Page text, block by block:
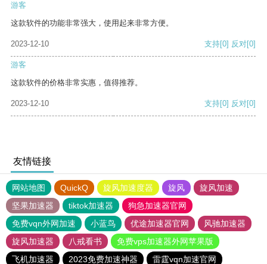
游客
这款软件的功能非常强大，使用起来非常方便。
2023-12-10 支持[0] 反对[0]
游客
这款软件的价格非常实惠，值得推荐。
2023-12-10 支持[0] 反对[0]
友情链接
网站地图 QuickQ 旋风加速度器 旋风
旋风加速
坚果加速器
tiktok加速器
狗急加速器官网
免费vqn外网加速
小蓝鸟 优途加速器官网
风驰加速器
旋风加速器
八戒看书
免费vps加速器外网苹果版
飞机加速器
2023免费加速神器 雷霆vqn加速官网